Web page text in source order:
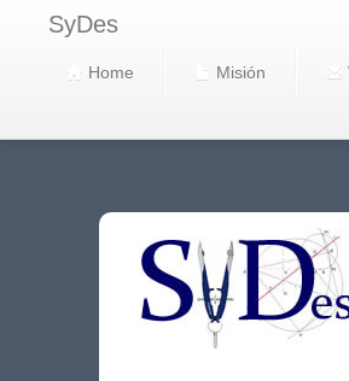
SyDes
Home Misión